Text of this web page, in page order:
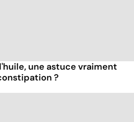
une astuce vraiment
?